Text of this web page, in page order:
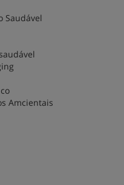
Saudável
Amcientais